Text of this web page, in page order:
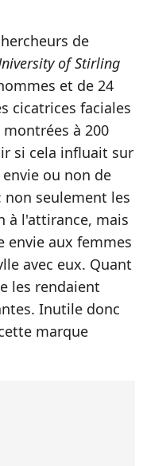
de
of Stirling
et de 24
cicatrices faciales
à 200
si cela influait sur
ou non de
non seulement les
à l'attirance, mais
envie aux femmes
avec eux. Quant
les rendaient
Inutile donc
marque